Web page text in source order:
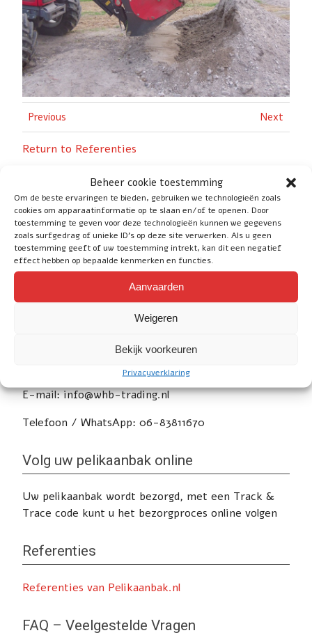
Beheer cookie toestemming
Om de beste ervaringen te bieden, gebruiken we technologieën zoals
cookies om apparaatinformatie op te slaan en/of te openen. Door
toestemming te geven voor deze technologieën kunnen we gegevens
zoals surfgedrag of unieke ID's op deze site verwerken. Als u geen
toestemming geeft of uw toestemming intrekt, kan dit een negatief
effect hebben op bepaalde kenmerken en functies.
Aanvaarden
Weigeren
Bekijk voorkeuren
Privacyverklaring
Previous Next
Return to Referenties
Social
Heeft u nog vragen of wilt u advies? Klik
E-mail: info@whb-trading.nl
Telefoon / WhatsApp: 06-83811670
Volg uw pelikaanbak online
Uw pelikaanbak wordt bezorgd, met een Track &
Trace code kunt u het bezorgproces online volgen
Referenties
Referenties van Pelikaanbak.nl
FAQ – Veelgestelde Vragen